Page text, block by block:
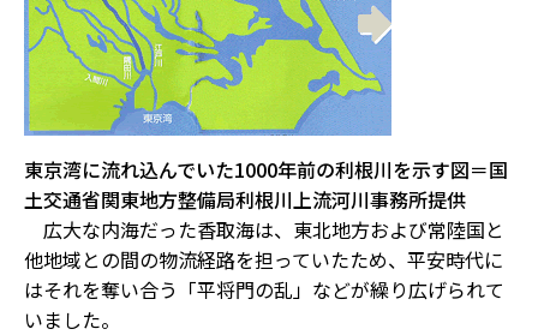
東京湾に流れ込んでいた1000年前の利根川を示す図＝国
土交通省関東地方整備局利根川上流河川事務所提供
広大な内海だった香取海は、東北地方および常陸国と
他地域との間の物流経路を担っていたため、平安時代に
はそれを奪い合う「平将門の乱」などが繰り広げられて
いました。